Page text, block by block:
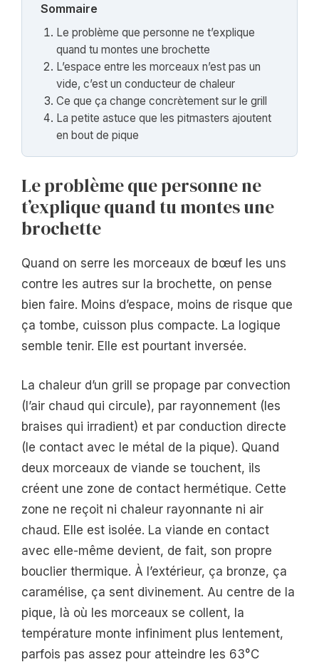
Sommaire
Le problème que personne ne t’explique
quand tu montes une brochette
L’espace entre les morceaux n’est pas un
vide, c’est un conducteur de chaleur
Ce que ça change concrètement sur le grill
La petite astuce que les pitmasters ajoutent
en bout de pique
Le problème que personne ne
t’explique quand tu montes une
brochette
Quand on serre les morceaux de bœuf les uns
contre les autres sur la brochette, on pense
bien faire. Moins d’espace, moins de risque que
ça tombe, cuisson plus compacte. La logique
semble tenir. Elle est pourtant inversée.
La chaleur d’un grill se propage par convection
(l’air chaud qui circule), par rayonnement (les
braises qui irradient) et par conduction directe
(le contact avec le métal de la pique). Quand
deux morceaux de viande se touchent, ils
créent une zone de contact hermétique. Cette
zone ne reçoit ni chaleur rayonnante ni air
chaud. Elle est isolée. La viande en contact
avec elle-même devient, de fait, son propre
bouclier thermique. À l’extérieur, ça bronze, ça
caramélise, ça sent divinement. Au centre de la
pique, là où les morceaux se collent, la
température monte infiniment plus lentement,
parfois pas assez pour atteindre les 63°C